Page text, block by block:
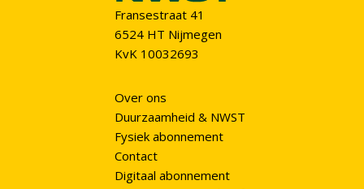
Fransestraat 41
6524 HT Nijmegen
KvK 10032693
Over ons
Duurzaamheid & NWST
Fysiek abonnement
Contact
Digitaal abonnement